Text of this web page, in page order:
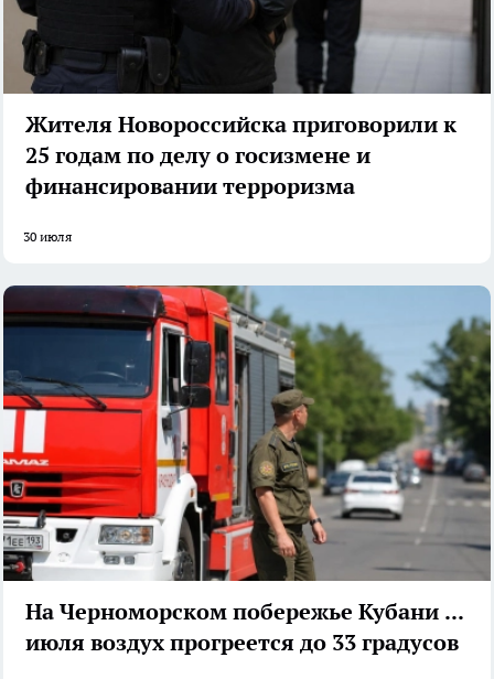
Жителя Новороссийска приговорили к
25 годам по делу о госизмене и
финансировании терроризма
30 июля
На Черноморском побережье Кубани 31
июля воздух прогреется до 33 градусов